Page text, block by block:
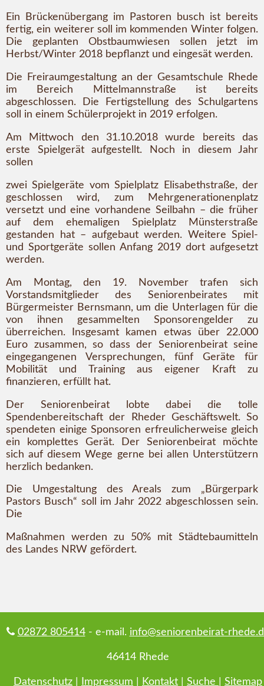
Ein Brückenübergang im Pastoren busch ist bereits
fertig, ein weiterer soll im kommenden Winter folgen.
Die geplanten Obstbaumwiesen sollen jetzt im
Herbst/Winter 2018 bepflanzt und eingesät werden.
Die Freiraumgestaltung an der Gesamtschule Rhede
im Bereich Mittelmannstraße ist bereits
abgeschlossen. Die Fertigstellung des Schulgartens
soll in einem Schülerprojekt in 2019 erfolgen.
Am Mittwoch den 31.10.2018 wurde bereits das
erste Spielgerät aufgestellt. Noch in diesem Jahr
sollen
zwei Spielgeräte vom Spielplatz Elisabethstraße, der
geschlossen wird, zum Mehrgenerationenplatz
versetzt und eine vorhandene Seilbahn – die früher
auf dem ehemaligen Spielplatz Münsterstraße
gestanden hat – aufgebaut werden. Weitere Spiel-
und Sportgeräte sollen Anfang 2019 dort aufgesetzt
werden.
Am Montag, den 19. November trafen sich
Vorstandsmitglieder des Seniorenbeirates mit
Bürgermeister Bernsmann, um die Unterlagen für die
von ihnen gesammelten Sponsorengelder zu
überreichen. Insgesamt kamen etwas über 22.000
Euro zusammen, so dass der Seniorenbeirat seine
eingegangenen Versprechungen, fünf Geräte für
Mobilität und Training aus eigener Kraft zu
finanzieren, erfüllt hat.
Der Seniorenbeirat lobte dabei die tolle
Spendenbereitschaft der Rheder Geschäftswelt. So
spendeten einige Sponsoren erfreulicherweise gleich
ein komplettes Gerät. Der Seniorenbeirat möchte
sich auf diesem Wege gerne bei allen Unterstützern
herzlich bedanken.
Die Umgestaltung des Areals zum „Bürgerpark
Pastors Busch“ soll im Jahr 2022 abgeschlossen sein.
Die
Maßnahmen werden zu 50% mit Städtebaumitteln
des Landes NRW gefördert.
02872 805414- e-mail. info@seniorenbeirat-
46414 Rhede
Datenschutz Impressum Kontakt Suche Sitemap